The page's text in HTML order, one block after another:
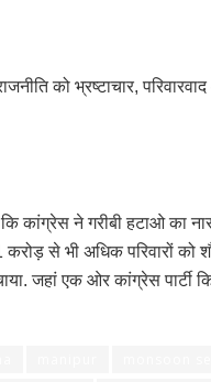
को भ्रष्टाचार,
कांग्रेस ने गरीबी हटाओ का
करोड़ से भी अधिक परिवारों को
जहां एक ओर कांग्रेस पार्टी